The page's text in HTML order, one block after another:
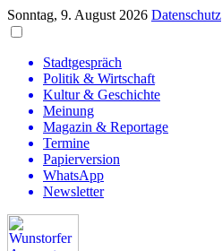
Sonntag, 9. August 2026 Datenschutz
Stadtgespräch
Politik & Wirtschaft
Kultur & Geschichte
Meinung
Magazin & Reportage
Termine
Papierversion
WhatsApp
Newsletter